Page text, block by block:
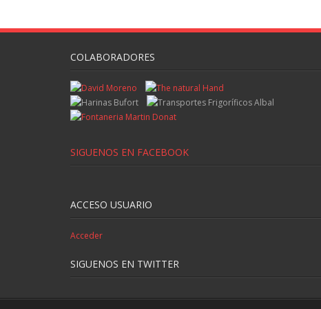
COLABORADORES
SIGUENOS EN FACEBOOK
ACCESO USUARIO
Acceder
SIGUENOS EN TWITTER